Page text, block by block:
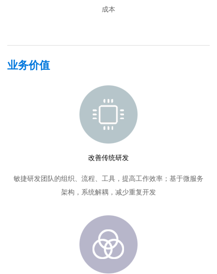
成本
业务价值
改善传统研发
敏捷研发团队的组织、流程、工具，提高工作效率；基于微服务
架构，系统解耦，减少重复开发